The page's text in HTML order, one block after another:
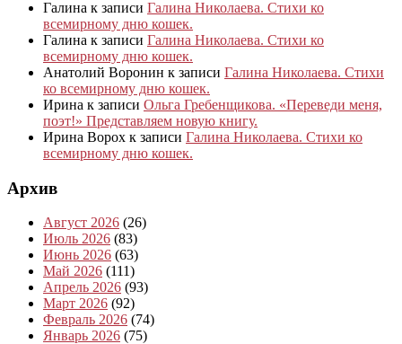
Галина к записи Галина Николаева. Стихи ко
всемирному дню кошек.
Галина к записи Галина Николаева. Стихи ко
всемирному дню кошек.
Анатолий Воронин к записи Галина Николаева. Стихи
ко всемирному дню кошек.
Ирина к записи Ольга Гребенщикова. «Переведи меня,
поэт!» Представляем новую книгу.
Ирина Ворох к записи Галина Николаева. Стихи ко
всемирному дню кошек.
Архив
Август 2026 (26)
Июль 2026 (83)
Июнь 2026 (63)
Май 2026 (111)
Апрель 2026 (93)
Март 2026 (92)
Февраль 2026 (74)
Январь 2026 (75)